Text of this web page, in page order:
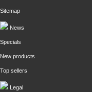
Sitemap
News
Specials
New products
Top sellers
Legal